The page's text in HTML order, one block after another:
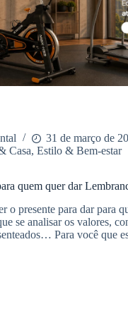
31 de março de
Casa, Estilo & Bem-estar
quem quer dar
o presente para dar para
se analisar os valores,
Para você que